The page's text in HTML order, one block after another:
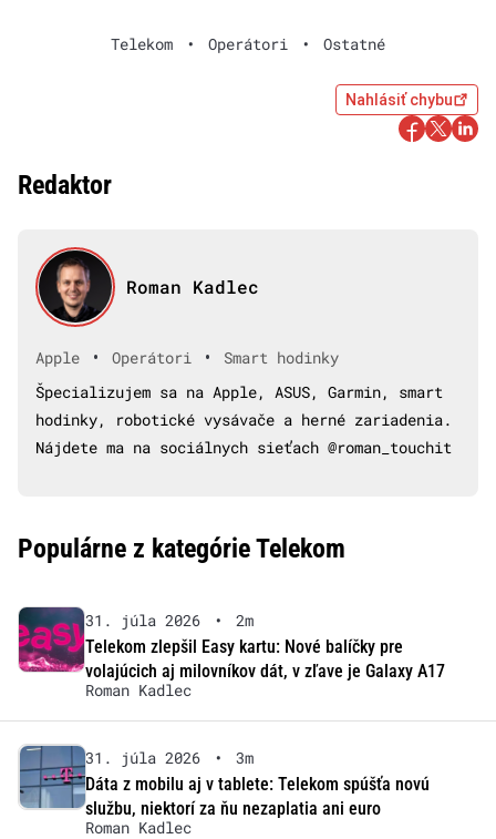
Telekom • Operátori • Ostatné
Nahlásiť chybu
Redaktor
Roman Kadlec
Apple • Operátori •
Smart hodinky
Špecializujem sa na Apple, ASUS, Garmin, smart
hodinky, robotické vysávače a herné zariadenia.
Nájdete ma na sociálnych sieťach @roman_touchit
Populárne z kategórie Telekom
31. júla 2026 •
2m
Telekom zlepšil Easy kartu: Nové balíčky pre
volajúcich aj milovníkov dát, v zľave je Galaxy A17
Roman Kadlec
31. júla 2026 •
3m
Dáta z mobilu aj v tablete: Telekom spúšťa novú
službu, niektorí za ňu nezaplatia ani euro
Roman Kadlec